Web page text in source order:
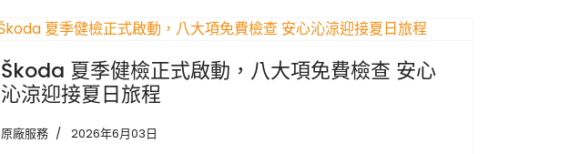
Škoda 夏季健檢正式啟動，八大項免費檢查 安心
沁涼迎接夏日旅程
原廠服務 2026年6月03日